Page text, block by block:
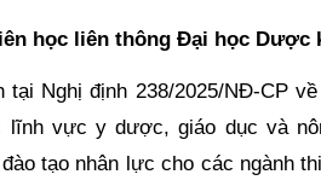
học liên thông Đại học
tại Nghị định 238/2025/NĐ-CP
lĩnh vực y dược, giáo dục và
tạo nhân lực cho các ngành